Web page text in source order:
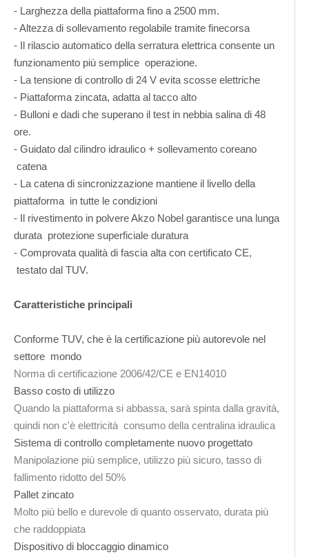
- Larghezza della piattaforma fino a 2500 mm.
- Altezza di sollevamento regolabile tramite finecorsa
- Il rilascio automatico della serratura elettrica consente un
funzionamento più semplice operazione.
- La tensione di controllo di 24 V evita scosse elettriche
- Piattaforma zincata, adatta al tacco alto
- Bulloni e dadi che superano il test in nebbia salina di 48
ore.
- Guidato dal cilindro idraulico + sollevamento coreano
catena
- La catena di sincronizzazione mantiene il livello della
piattaforma in tutte le condizioni
- Il rivestimento in polvere Akzo Nobel garantisce una lunga
durata protezione superficiale duratura
- Comprovata qualità di fascia alta con certificato CE,
testato dal TUV.
Caratteristiche principali
Conforme TUV, che è la certificazione più autorevole nel
settore mondo
Norma di certificazione 2006/42/CE e EN14010
Basso costo di utilizzo
Quando la piattaforma si abbassa, sarà spinta dalla gravità,
quindi non c'è elettricità consumo della centralina idraulica
Sistema di controllo completamente nuovo progettato
Manipolazione più semplice, utilizzo più sicuro, tasso di
fallimento ridotto del 50%
Pallet zincato
Molto più bello e durevole di quanto osservato, durata più
che raddoppiata
Dispositivo di bloccaggio dinamico